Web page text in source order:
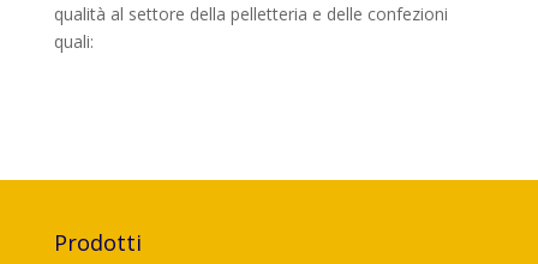
qualità al settore della pelletteria e delle confezioni
quali:
Prodotti